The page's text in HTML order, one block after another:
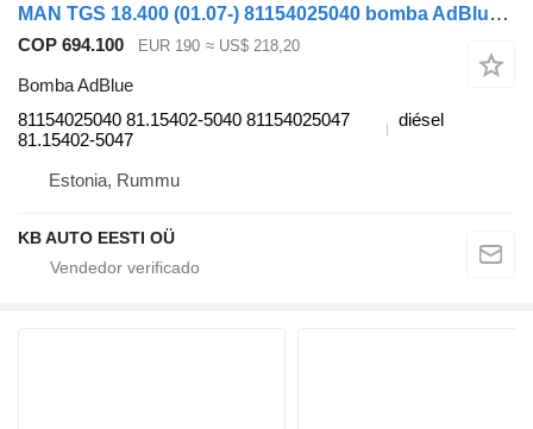
MAN TGS 18.400 (01.07-) 81154025040 bomba AdBlue para MAN TGL, TGM, TGS, TGX (2005-2021) camión
COP 694.100 EUR 190 ≈ US$ 218,20
Bomba AdBlue
81154025040 81.15402-5040 81154025047
81.15402-5047
diésel
Estonia, Rummu
KB AUTO EESTI OÜ